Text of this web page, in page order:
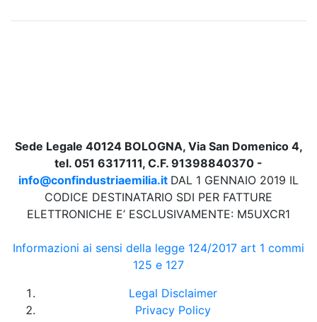
Sede Legale 40124 BOLOGNA, Via San Domenico 4,
tel. 051 6317111, C.F. 91398840370 -
info@confindustriaemilia.it DAL 1 GENNAIO 2019 IL
CODICE DESTINATARIO SDI PER FATTURE
ELETTRONICHE E’ ESCLUSIVAMENTE: M5UXCR1
Informazioni ai sensi della legge 124/2017 art 1 commi
125 e 127
Legal Disclaimer
Privacy Policy